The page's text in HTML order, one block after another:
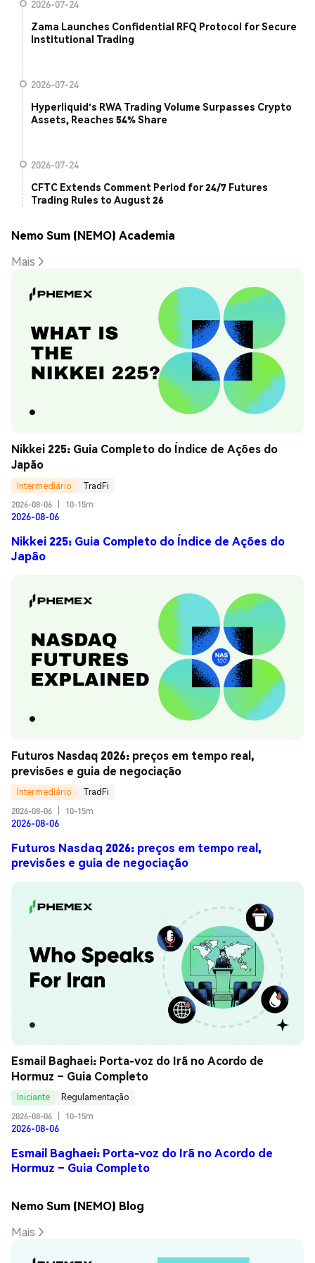
2026-07-24
Zama Launches Confidential RFQ Protocol for Secure
Institutional Trading
2026-07-24
Hyperliquid's RWA Trading Volume Surpasses Crypto
Assets, Reaches 54% Share
2026-07-24
CFTC Extends Comment Period for 24/7 Futures
Trading Rules to August 26
Nemo Sum (NEMO) Academia
Mais
Nikkei 225: Guia Completo do Índice de Ações do
Japão
Intermediário
TradFi
2026-08-06
10-15m
2026-08-06
Nikkei 225: Guia Completo do Índice de Ações do
Japão
Futuros Nasdaq 2026: preços em tempo real,
previsões e guia de negociação
Intermediário
TradFi
2026-08-06
10-15m
2026-08-06
Futuros Nasdaq 2026: preços em tempo real,
previsões e guia de negociação
Esmail Baghaei: Porta-voz do Irã no Acordo de
Hormuz – Guia Completo
Iniciante
Regulamentação
2026-08-06
10-15m
2026-08-06
Esmail Baghaei: Porta-voz do Irã no Acordo de
Hormuz – Guia Completo
Nemo Sum (NEMO) Blog
Mais